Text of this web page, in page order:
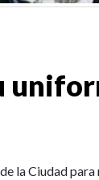
la Ciudad